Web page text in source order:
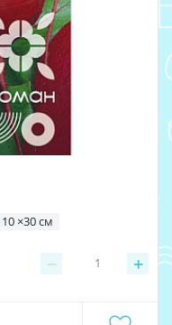
10 ×30 см
− +
1